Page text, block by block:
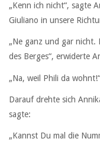
„Kenn ich nicht“, sagte
Giuliano in unsere
„Ne ganz und gar nicht.
des Berges“, erwiderte
„Na, weil Phili da
Darauf drehte sich
sagte:
„Kannst Du mal die